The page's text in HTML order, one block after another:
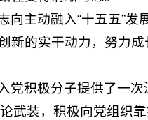
向主动融入“十五五”
新的实干动力，努力
党积极分子提供了一
武装，积极向党组织